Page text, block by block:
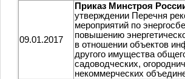
09.01.2017
Приказ Минстроя
утверждении Перечня
мероприятий по
повышению
в отношении объектов
другого имущества
садоводческих,
некоммерческих